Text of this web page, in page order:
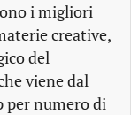
i migliori
creative,
del
viene dal
per numero di